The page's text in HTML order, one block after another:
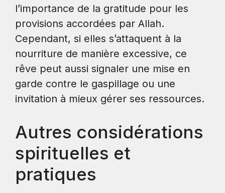
l’importance de la gratitude pour les
provisions accordées par Allah.
Cependant, si elles s’attaquent à la
nourriture de manière excessive, ce
rêve peut aussi signaler une mise en
garde contre le gaspillage ou une
invitation à mieux gérer ses ressources.
Autres considérations
spirituelles et
pratiques